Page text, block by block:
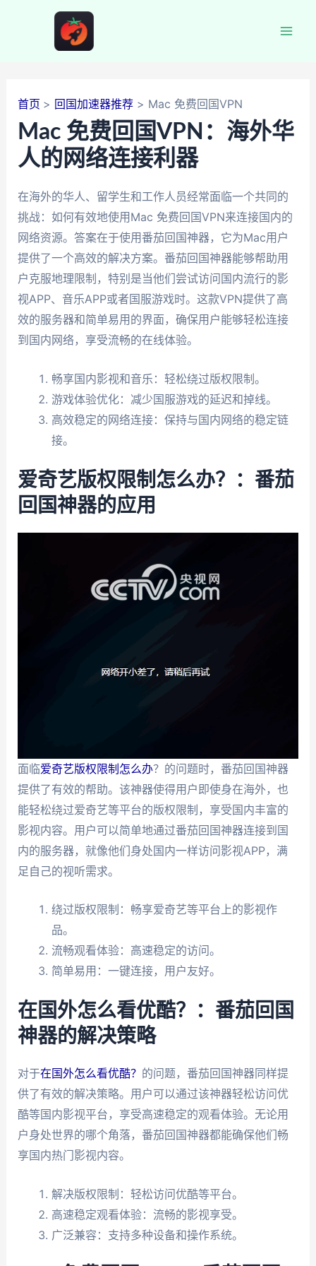
首页 回国加速器推荐 Mac 免费回国VPN
Mac 免费回国VPN：海外华
人的网络连接利器
在海外的华人、留学生和工作人员经常面临一个共同的
挑战：如何有效地使用Mac 免费回国VPN来连接国内的
网络资源。答案在于使用番茄回国神器，它为Mac用户
提供了一个高效的解决方案。番茄回国神器能够帮助用
户克服地理限制，特别是当他们尝试访问国内流行的影
视APP、音乐APP或者国服游戏时。这款VPN提供了高
效的服务器和简单易用的界面，确保用户能够轻松连接
到国内网络，享受流畅的在线体验。
畅享国内影视和音乐：轻松绕过版权限制。
游戏体验优化：减少国服游戏的延迟和掉线。
高效稳定的网络连接：保持与国内网络的稳定链
接。
爱奇艺版权限制怎么办？：番茄
回国神器的应用
面临爱奇艺版权限制怎么办？的问题时，番茄回国神器
提供了有效的帮助。该神器使得用户即使身在海外，也
能轻松绕过爱奇艺等平台的版权限制，享受国内丰富的
影视内容。用户可以简单地通过番茄回国神器连接到国
内的服务器，就像他们身处国内一样访问影视APP，满
足自己的视听需求。
绕过版权限制：畅享爱奇艺等平台上的影视作
品。
流畅观看体验：高速稳定的访问。
简单易用：一键连接，用户友好。
在国外怎么看优酷？：番茄回国
神器的解决策略
对于在国外怎么看优酷？ 的问题，番茄回国神器同样提
供了有效的解决策略。用户可以通过该神器轻松访问优
酷等国内影视平台，享受高速稳定的观看体验。无论用
户身处世界的哪个角落，番茄回国神器都能确保他们畅
享国内热门影视内容。
解决版权限制：轻松访问优酷等平台。
高速稳定观看体验：流畅的影视享受。
广泛兼容：支持多种设备和操作系统。